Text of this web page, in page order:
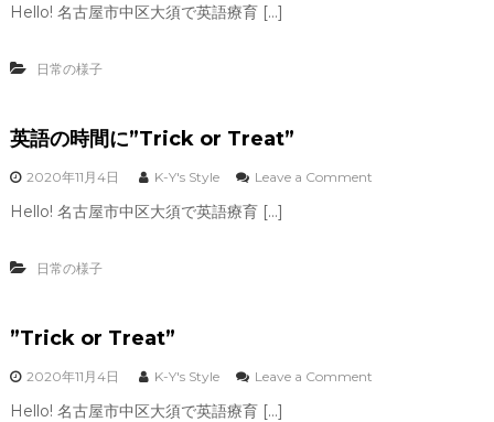
Hello! 名古屋市中区大須で英語療育 […]
日常の様子
英語の時間に”Trick or Treat”
2020年11月4日 K-Y's Style Leave a Commento
r
Hello! 名古屋市中区大須で英語療育 […]
日常の様子
”Trick or Treat”
2020年11月4日 K-Y's Style Leave a Commento
Hello! 名古屋市中区大須で英語療育 […]